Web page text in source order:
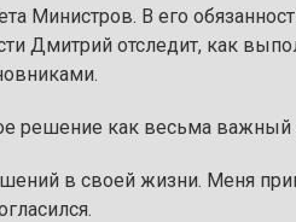
Министров. В его
Дмитрий отследит, как
решение как весьма важный
в своей жизни. Меня